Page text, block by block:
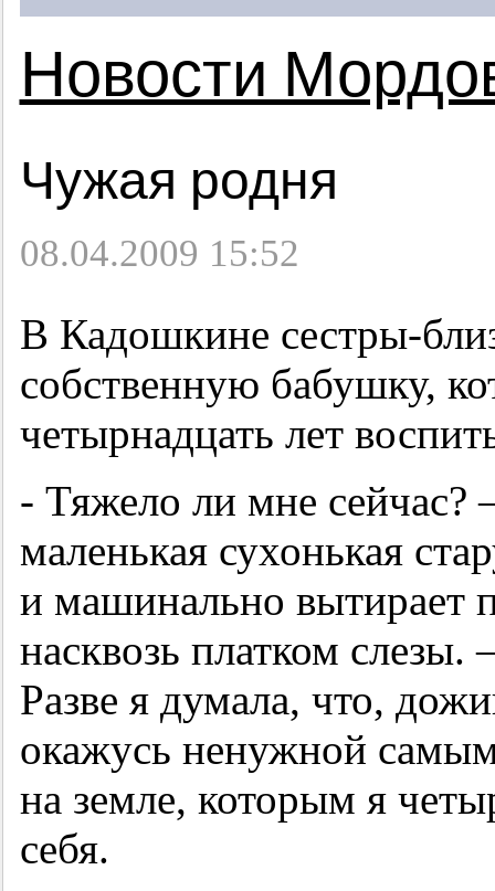
Новости
Чужая родня
08.04.2009 15:52
В Кадошкине сестры-
собственную бабушку,
четырнадцать лет
- Тяжело ли мне сейчас?
маленькая сухонькая
и машинально вытирает
насквозь платком
Разве я думала, что,
окажусь ненужной
на земле, которым я
себя.